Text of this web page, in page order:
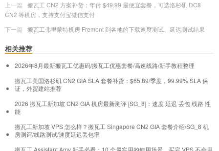
上一篇
搬瓦工 CN2 方案补货：年付 $49.99 最便宜套餐，可选洛杉矶 DC8
CN2 等机房，支持支付宝微信支付
下一篇
搬瓦工弗里蒙特机房 Fremont 到各地的下载速度测试、延迟测试结果
相关推荐
2026年8月最新搬瓦工优惠码/搬瓦工优惠套餐/高速线路/新手教程整理
搬瓦工美国洛杉矶 CN2 GIA SLA 套餐补货：$65.89/季度，99.99% SLA 保
证，外贸建站推荐
2026 搬瓦工新加坡 CN2 GIA 机房最新测评 [SG_8]：速度 延迟 丢包 线路 性
能
搬瓦工新加坡 VPS 怎么样？搬瓦工 Singapore CN2 GIA 套餐介绍/SG_8 机
房测评/线路测试/速度延迟丢包率